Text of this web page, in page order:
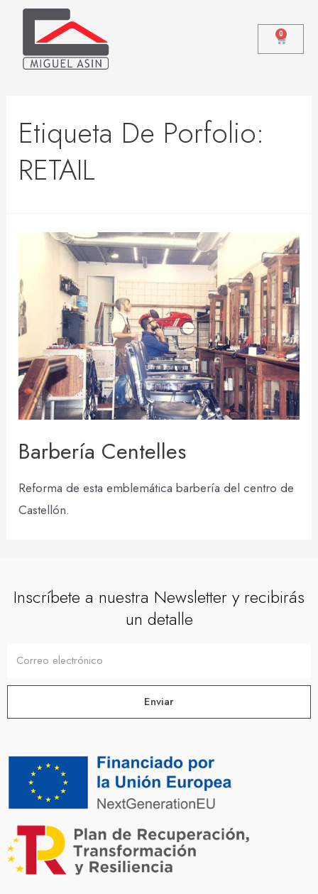
0
Etiqueta De Porfolio:
RETAIL
Barbería Centelles
Reforma de esta emblemática barbería del centro de
Castellón.
Inscríbete a nuestra Newsletter y recibirás
un detalle
Enviar